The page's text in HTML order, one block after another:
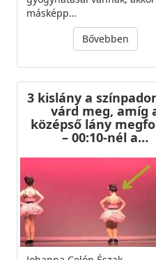
másképp…
Bővebben
3 kislány a
várd meg, amíg
középső lány
– 00:10-nél a…